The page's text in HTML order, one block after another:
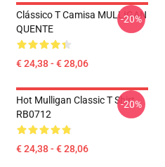
Clássico T Camisa MULLIGAN
QUENTE
€ 24,38 - € 28,06
-20%
Hot Mulligan Classic T Shirt
RB0712
€ 24,38 - € 28,06
-20%